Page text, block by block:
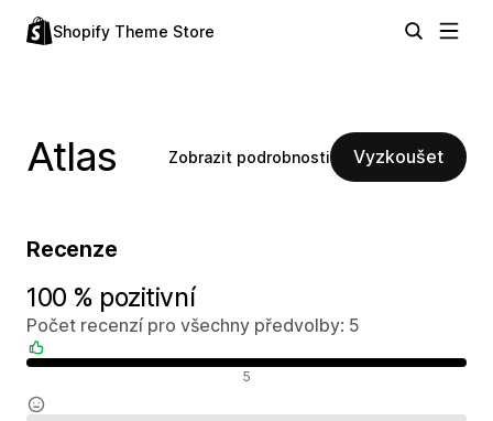
Shopify Theme Store
Atlas Zobrazit podrobnosti Vyzkoušet
Recenze
100 % pozitivní
Počet recenzí pro všechny předvolby: 5
5